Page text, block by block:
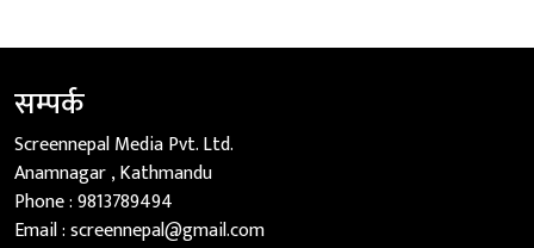
सम्पर्क
Screennepal Media Pvt. Ltd.
Anamnagar , Kathmandu
Phone :9813789494
Email :screennepal@gmail.com